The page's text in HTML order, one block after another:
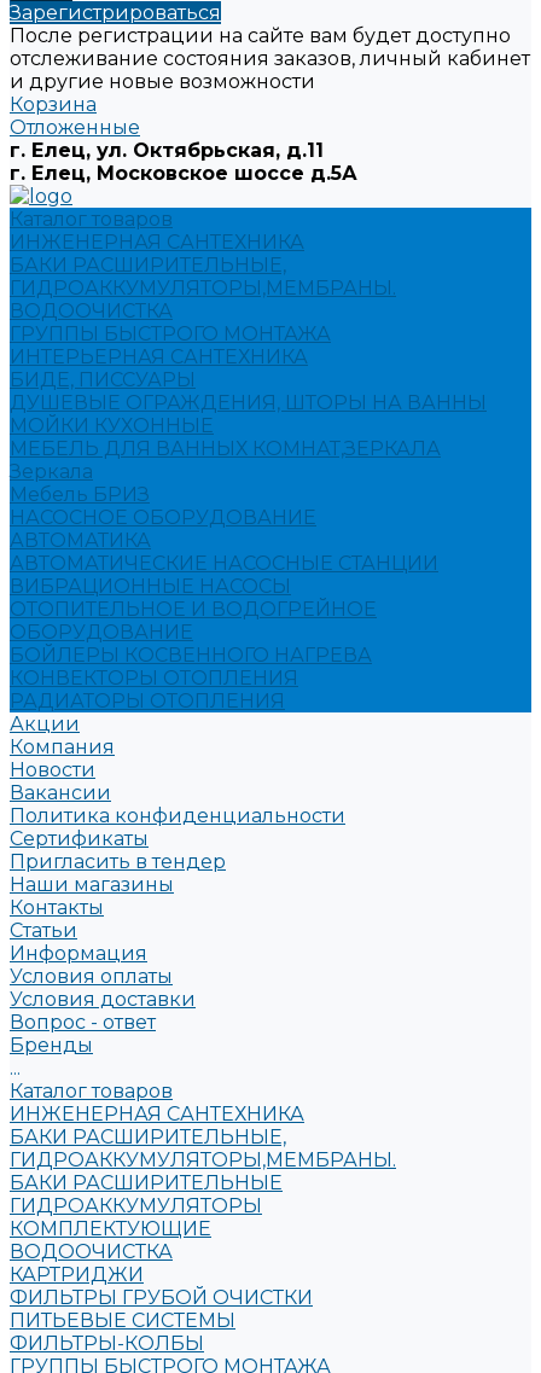
Зарегистрироваться
После регистрации на сайте вам будет доступно
отслеживание состояния заказов, личный кабинет
и другие новые возможности
Корзина
Отложенные
г. Елец, ул. Октябрьская, д.11
г. Елец, Московское шоссе д.5А
Каталог товаров
ИНЖЕНЕРНАЯ САНТЕХНИКА
БАКИ РАСШИРИТЕЛЬНЫЕ,
ГИДРОАККУМУЛЯТОРЫ,МЕМБРАНЫ.
ВОДООЧИСТКА
ГРУППЫ БЫСТРОГО МОНТАЖА
ИНТЕРЬЕРНАЯ САНТЕХНИКА
БИДЕ, ПИССУАРЫ
ДУШЕВЫЕ ОГРАЖДЕНИЯ, ШТОРЫ НА ВАННЫ
МОЙКИ КУХОННЫЕ
МЕБЕЛЬ ДЛЯ ВАННЫХ КОМНАТ,ЗЕРКАЛА
Зеркала
Мебель БРИЗ
НАСОСНОЕ ОБОРУДОВАНИЕ
АВТОМАТИКА
АВТОМАТИЧЕСКИЕ НАСОСНЫЕ СТАНЦИИ
ВИБРАЦИОННЫЕ НАСОСЫ
ОТОПИТЕЛЬНОЕ И ВОДОГРЕЙНОЕ
ОБОРУДОВАНИЕ
БОЙЛЕРЫ КОСВЕННОГО НАГРЕВА
КОНВЕКТОРЫ ОТОПЛЕНИЯ
РАДИАТОРЫ ОТОПЛЕНИЯ
Акции
Компания
Новости
Вакансии
Политика конфиденциальности
Сертификаты
Пригласить в тендер
Наши магазины
Контакты
Статьи
Информация
Условия оплаты
Условия доставки
Вопрос - ответ
Бренды
...
Каталог товаров
ИНЖЕНЕРНАЯ САНТЕХНИКА
БАКИ РАСШИРИТЕЛЬНЫЕ,
ГИДРОАККУМУЛЯТОРЫ,МЕМБРАНЫ.
БАКИ РАСШИРИТЕЛЬНЫЕ
ГИДРОАККУМУЛЯТОРЫ
КОМПЛЕКТУЮЩИЕ
ВОДООЧИСТКА
КАРТРИДЖИ
ФИЛЬТРЫ ГРУБОЙ ОЧИСТКИ
ПИТЬЕВЫЕ СИСТЕМЫ
ФИЛЬТРЫ-КОЛБЫ
ГРУППЫ БЫСТРОГО МОНТАЖА